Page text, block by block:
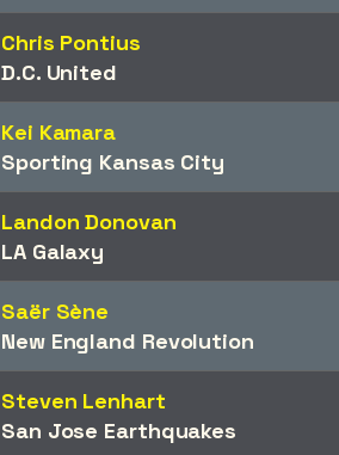
Chris Pontius
D.C. United
Kei Kamara
Sporting Kansas City
Landon Donovan
LA Galaxy
Saër Sène
New England Revolution
Steven Lenhart
San Jose Earthquakes